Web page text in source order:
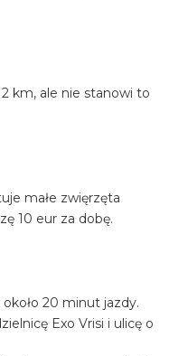
km, ale nie stanowi to
małe zwięrzęta
10 eur za dobę.
20 minut jazdy.
Exo Vrisi i ulicę o